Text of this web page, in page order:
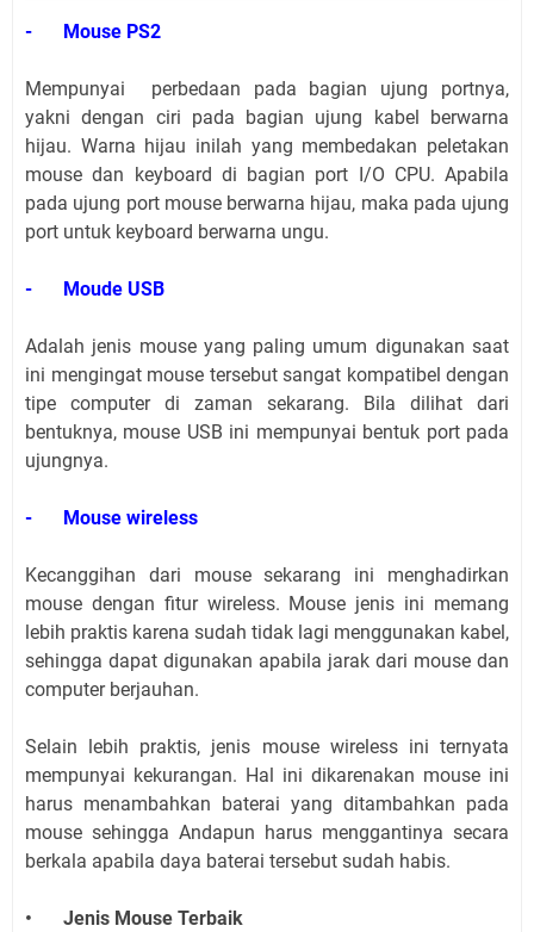
- Mouse PS2
Mempunyai perbedaan pada bagian ujung portnya,
yakni dengan ciri pada bagian ujung kabel berwarna
hijau. Warna hijau inilah yang membedakan peletakan
mouse dan keyboard di bagian port I/O CPU. Apabila
pada ujung port mouse berwarna hijau, maka pada ujung
port untuk keyboard berwarna ungu.
- Moude USB
Adalah jenis mouse yang paling umum digunakan saat
ini mengingat mouse tersebut sangat kompatibel dengan
tipe computer di zaman sekarang. Bila dilihat dari
bentuknya, mouse USB ini mempunyai bentuk port pada
ujungnya.
- Mouse wireless
Kecanggihan dari mouse sekarang ini menghadirkan
mouse dengan fitur wireless. Mouse jenis ini memang
lebih praktis karena sudah tidak lagi menggunakan kabel,
sehingga dapat digunakan apabila jarak dari mouse dan
computer berjauhan.
Selain lebih praktis, jenis mouse wireless ini ternyata
mempunyai kekurangan. Hal ini dikarenakan mouse ini
harus menambahkan baterai yang ditambahkan pada
mouse sehingga Andapun harus menggantinya secara
berkala apabila daya baterai tersebut sudah habis.
• Jenis Mouse Terbaik